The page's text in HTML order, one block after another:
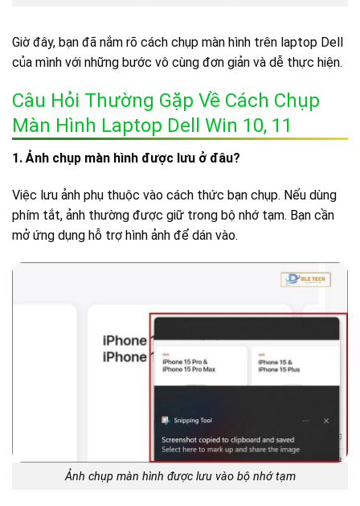
Giờ đây, bạn đã nắm rõ cách chụp màn hình trên laptop Dell
của mình với những bước vô cùng đơn giản và dễ thực hiện.
Câu Hỏi Thường Gặp Về Cách Chụp
Màn Hình Laptop Dell Win 10, 11
1. Ảnh chụp màn hình được lưu ở đâu?
Việc lưu ảnh phụ thuộc vào cách thức bạn chụp. Nếu dùng
phím tắt, ảnh thường được giữ trong bộ nhớ tạm. Bạn cần
mở ứng dụng hỗ trợ hình ảnh để dán vào.
Ảnh chụp màn hình được lưu vào bộ nhớ tạm